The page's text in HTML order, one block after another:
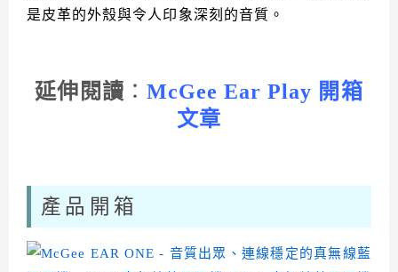
是皮革的外殼與令人印象深刻的音質。
延伸閱讀 ： McGee Ear Play 開箱
文章
產品開箱